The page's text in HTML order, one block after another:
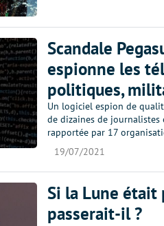
Scandale
espionne les
politiques,
Un logiciel espion de
de dizaines de
rapportée par 17
19/07/2021
Si la Lune était
passerait-il ?